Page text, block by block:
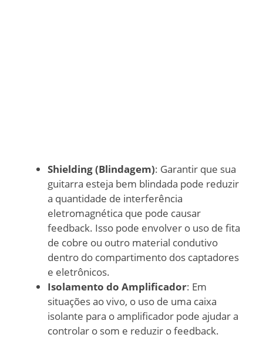
Shielding (Blindagem): Garantir que sua
guitarra esteja bem blindada pode reduzir
a quantidade de interferência
eletromagnética que pode causar
feedback. Isso pode envolver o uso de fita
de cobre ou outro material condutivo
dentro do compartimento dos captadores
e eletrônicos.
Isolamento do Amplificador: Em
situações ao vivo, o uso de uma caixa
isolante para o amplificador pode ajudar a
controlar o som e reduzir o feedback.